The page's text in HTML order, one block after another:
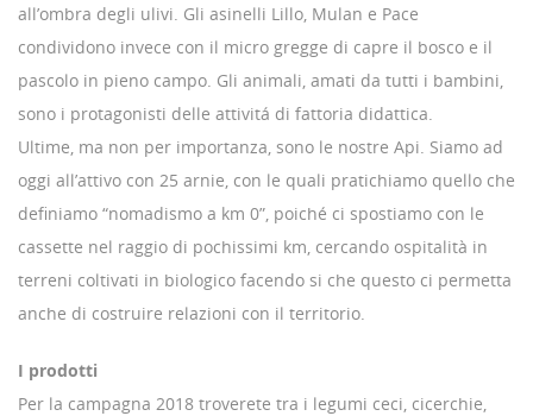
all’ombra degli ulivi. Gli asinelli Lillo, Mulan e Pace
condividono invece con il micro gregge di capre il bosco e il
pascolo in pieno campo. Gli animali, amati da tutti i bambini,
sono i protagonisti delle attivitá di fattoria didattica.
Ultime, ma non per importanza, sono le nostre Api. Siamo ad
oggi all’attivo con 25 arnie, con le quali pratichiamo quello che
definiamo “nomadismo a km 0”, poiché ci spostiamo con le
cassette nel raggio di pochissimi km, cercando ospitalità in
terreni coltivati in biologico facendo si che questo ci permetta
anche di costruire relazioni con il territorio.
I prodotti
Per la campagna 2018 troverete tra i legumi ceci, cicerchie,